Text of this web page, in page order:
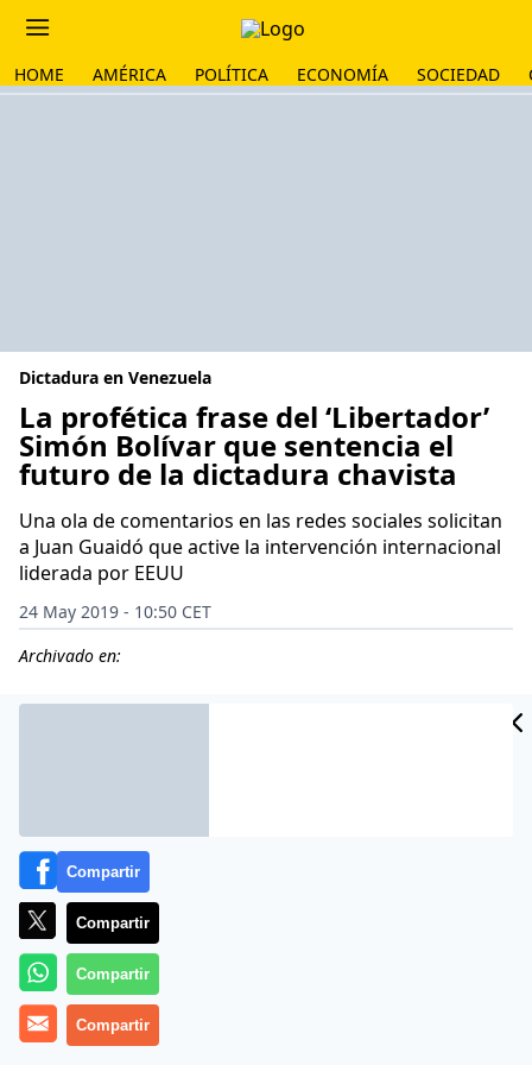
HOME AMÉRICA POLÍTICA ECONOMÍA SOCIEDAD
Dictadura en Venezuela
La profética frase del ‘Libertador’
Simón Bolívar que sentencia el
futuro de la dictadura chavista
Una ola de comentarios en las redes sociales solicitan
a Juan Guaidó que active la intervención internacional
liderada por EEUU
24 May 2019 - 10:50 CET
Archivado en:
El prócer venezolano
Compartir
Compartir
Compartir
Compartir